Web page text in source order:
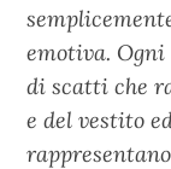
emotiva.
di scatti che
e del vestito